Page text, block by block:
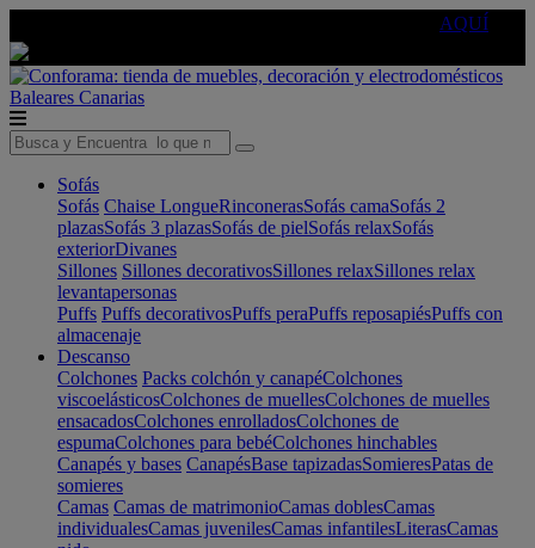
AQUÍ
Baleares Canarias
Sofás
Sofás Chaise LongueRinconerasSofás camaSofás 2
plazasSofás 3 plazasSofás de pielSofás relaxSofás
exteriorDivanes
Sillones Sillones decorativosSillones relaxSillones relax
levantapersonas
Puffs Puffs decorativosPuffs peraPuffs reposapiésPuffs con
almacenaje
Descanso
Colchones Packs colchón y canapéColchones
viscoelásticosColchones de muellesColchones de muelles
ensacadosColchones enrolladosColchones de
espumaColchones para bebéColchones hinchables
Canapés y bases CanapésBase tapizadasSomieresPatas de
somieres
Camas Camas de matrimonioCamas doblesCamas
individualesCamas juvenilesCamas infantilesLiterasCamas